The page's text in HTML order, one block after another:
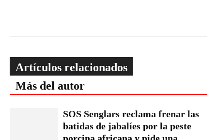
Artículos relacionados
Más del autor
SOS Senglars reclama frenar las
batidas de jabalíes por la peste